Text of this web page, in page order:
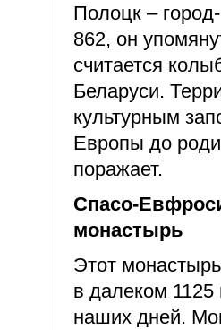
Полоцк –
862, он
считается
Беларуси.
культурным
Европы до
поражает.
Спасо-
монастырь
Этот
в далеком 1125
наших дней.